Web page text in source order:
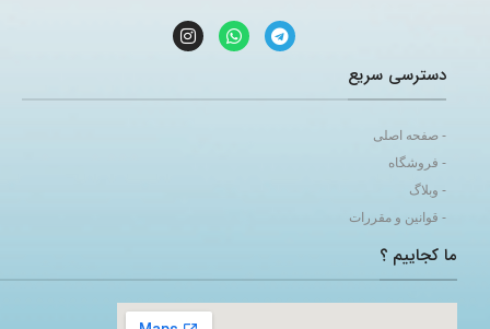
دسترسی سریع
- صفحه اصلی
- فروشگاه
- وبلاگ
- قوانین و مقررات
ما کجاییم ؟